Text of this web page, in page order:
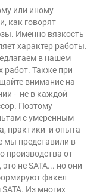
или иному
как говорят
Именно вязкость
характер работы.
в нашем
работ. Также при
внимание на
- не в каждой
Поэтому
с умеренным
практики и опыта
мы представили в
производства от
не SATA... но они
факел
Из многих